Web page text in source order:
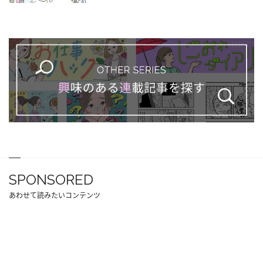
SPONSORED
あわせて読みたいコンテンツ